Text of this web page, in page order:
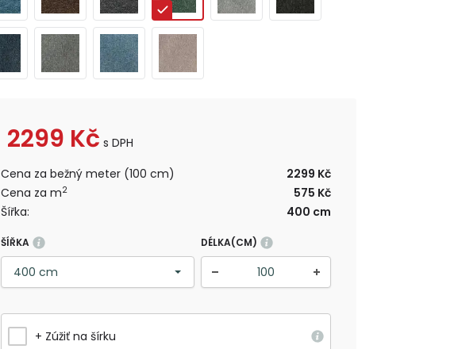
2299 Kč s DPH
Cena za bežný meter (100 cm)
2299 Kč
Cena za m2
575 Kč
Šířka:
400 cm
ŠÍŘKA DÉLKA(CM)
+ Zúžiť na šírku